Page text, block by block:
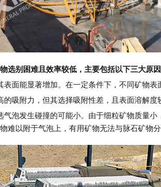
选别困难且效率较低，主要包括以下三大原因
面能显著增加。在一定条件下，不同矿物表
吸附力，但其选择吸附性差，且表面溶解度
气泡发生碰撞的可能小。由于细粒矿物质量
难以附于气泡上，有用矿物无法与脉石矿物分